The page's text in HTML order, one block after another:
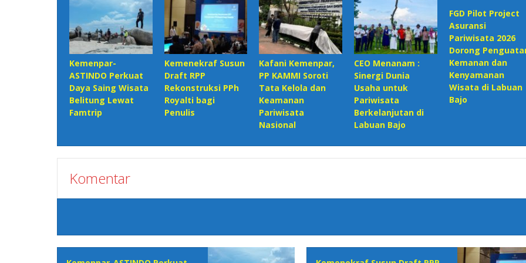
Kemenpar-
ASTINDO Perkuat
Daya Saing Wisata
Belitung Lewat
Famtrip
Kemenekraf Susun
Draft RPP
Rekonstruksi PPh
Royalti bagi
Penulis
Kafani Kemenpar,
PP KAMMI Soroti
Tata Kelola dan
Keamanan
Pariwisata
Nasional‎
CEO Menanam :
Sinergi Dunia
Usaha untuk
Pariwisata
Berkelanjutan di
Labuan Bajo
FGD Pilot Project
Asuransi
Pariwisata 2026
Dorong
Kemanan dan
Kenyamanan
Wisata di Labuan
Bajo
Komentar